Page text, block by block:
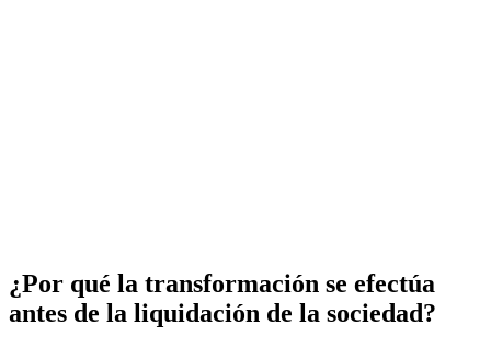
¿Por qué la transformación se efectúa
antes de la liquidación de la sociedad?